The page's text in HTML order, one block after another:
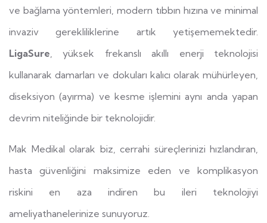
ve bağlama yöntemleri, modern tıbbın hızına ve minimal
invaziv gerekliliklerine artık yetişememektedir.
LigaSure , yüksek frekanslı akıllı enerji teknolojisi
kullanarak damarları ve dokuları kalıcı olarak mühürleyen,
diseksiyon (ayırma) ve kesme işlemini aynı anda yapan
devrim niteliğinde bir teknolojidir.
Mak Medikal olarak biz, cerrahi süreçlerinizi hızlandıran,
hasta güvenliğini maksimize eden ve komplikasyon
riskini en aza indiren bu ileri teknolojiyi
ameliyathanelerinize sunuyoruz.